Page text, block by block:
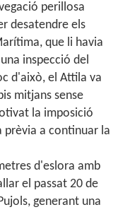
perillosa
desatendre els
que li havia
inspecció del
d'això, el Attila va
mitjans sense
la imposició
prèvia a continuar la
d'eslora amb
el passat 20 de
generant una